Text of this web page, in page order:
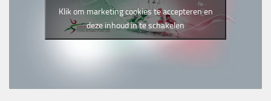
Klik om marketing cookies te accepteren en
deze inhoud in te schakelen